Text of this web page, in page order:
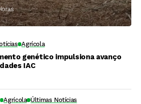
Agrícola
genético impulsiona avanço
IAC
Agrícola Últimas Notícias